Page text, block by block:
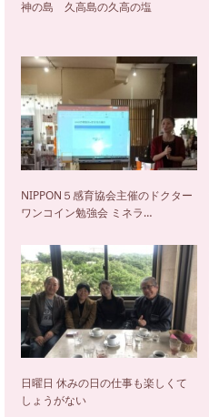
神の島 久高島の久高の塩
NIPPON５感育協会主催のドクター
ワンコイン勉強会 ミネラ…
日曜日 休みの日の仕事も楽しくて
しょうがない